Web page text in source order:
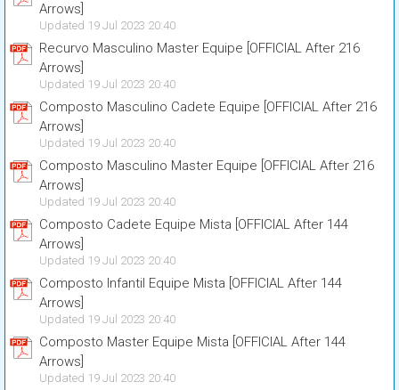
Arrows]
Updated 19 Jul 2023 20:40
Recurvo Masculino Master Equipe [OFFICIAL After 216
Arrows]
Updated 19 Jul 2023 20:40
Composto Masculino Cadete Equipe [OFFICIAL After 216
Arrows]
Updated 19 Jul 2023 20:40
Composto Masculino Master Equipe [OFFICIAL After 216
Arrows]
Updated 19 Jul 2023 20:40
Composto Cadete Equipe Mista [OFFICIAL After 144
Arrows]
Updated 19 Jul 2023 20:40
Composto Infantil Equipe Mista [OFFICIAL After 144
Arrows]
Updated 19 Jul 2023 20:40
Composto Master Equipe Mista [OFFICIAL After 144
Arrows]
Updated 19 Jul 2023 20:40